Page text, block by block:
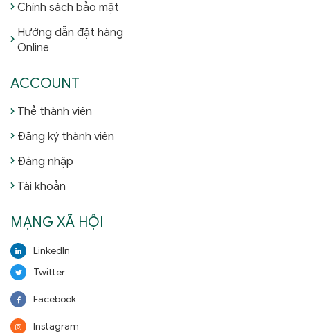
Chính sách bảo mật
Hướng dẫn đặt hàng
Online
ACCOUNT
Thẻ thành viên
Đăng ký thành viên
Đăng nhập
Tài khoản
MẠNG XÃ HỘI
LinkedIn
Twitter
Facebook
Instagram